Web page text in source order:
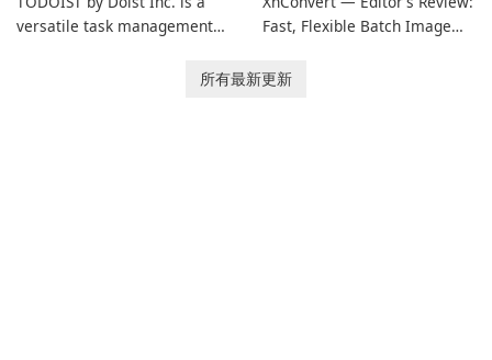
versatile task management
Fast, Flexible Batch Image
macOS and Linux XnConvert
所有最新更新